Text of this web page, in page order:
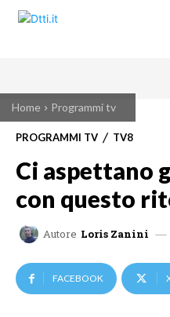
Home Programmi tv
PROGRAMMI TV TV8
Ci aspettano
con questo
Autore Loris Zanini
FACEBOOK